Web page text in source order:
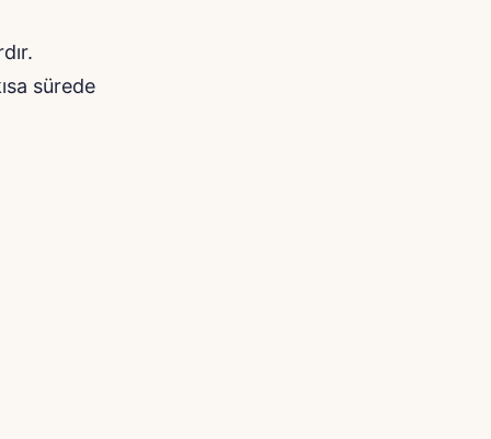
sürede